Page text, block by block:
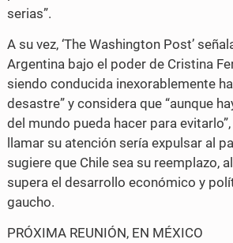
serias”.
A su vez, ‘The Washington Post’
Argentina bajo el poder de Cristina
siendo conducida inexorablemente
desastre” y considera que “aunque
del mundo pueda hacer para
llamar su atención sería expulsar al
sugiere que Chile sea su reemplazo,
supera el desarrollo económico y
gaucho.
PRÓXIMA REUNIÓN, EN MÉXICO